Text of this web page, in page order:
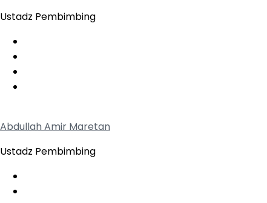
Ustadz Pembimbing
Abdullah Amir Maretan
Ustadz Pembimbing